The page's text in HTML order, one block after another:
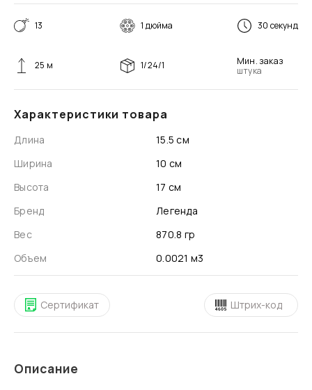
Характеристики товара
Длина
15.5 см
Ширина
10 см
Высота
17 см
Бренд
Легенда
Вес
870.8 гр
Объем
0.0021 м3
13 1 дюйма 30 секунд
25 м 1/24/1
Мин. заказ
штука
Сертификат Штрих-код
Описание